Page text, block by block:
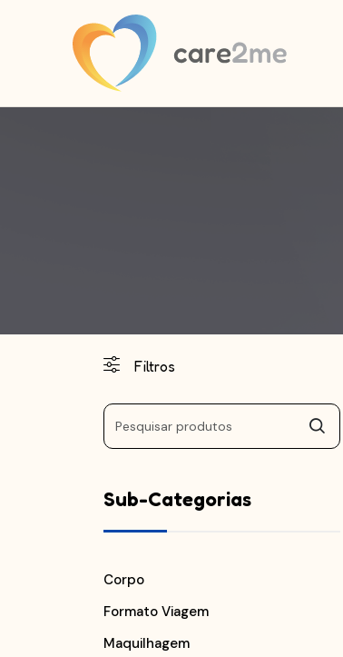
Filtros
Sub-Categorias
Corpo
Formato Viagem
Maquilhagem